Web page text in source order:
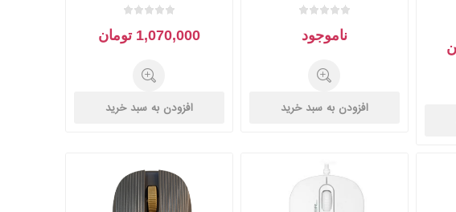
ناموجود
افزودن به سبد خرید
1,070,000 تومان
افزودن به سبد خرید